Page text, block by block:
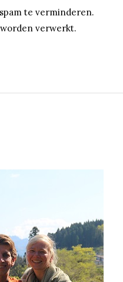
te verminderen.
verwerkt.